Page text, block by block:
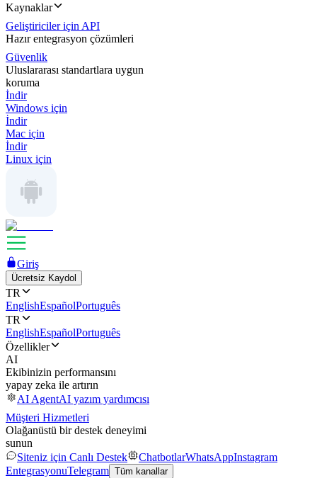
Kaynaklar
Geliştiriciler için API
Hazır entegrasyon çözümleri
Güvenlik
Uluslararası standartlara uygun
koruma
İndir
Windows için
İndir
Mac için
İndir
Linux için
Giriş
Ücretsiz Kaydol
TR
EnglishEspañolPortuguês
TR
EnglishEspañolPortuguês
Özellikler
AI
Ekibinizin performansını
yapay zeka ile artırın
AI AgentAI yazım yardımcısı
Müşteri Hizmetleri
Olağanüstü bir destek deneyimi
sunun
Siteniz için Canlı Destek
ChatbotlarWhatsAppInstagram
EntegrasyonuTelegram Tüm kanallar